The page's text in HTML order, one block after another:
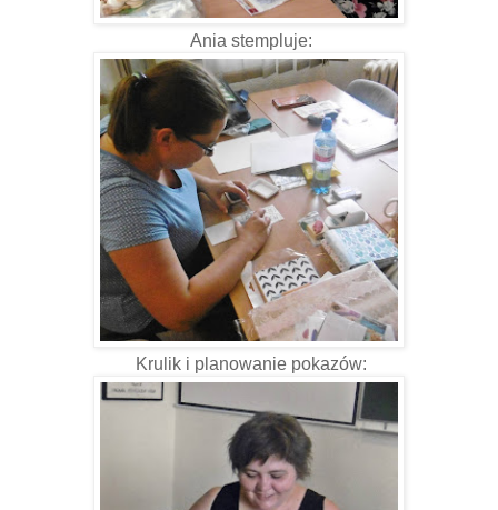
Ania stempluje:
Krulik i planowanie pokazów: